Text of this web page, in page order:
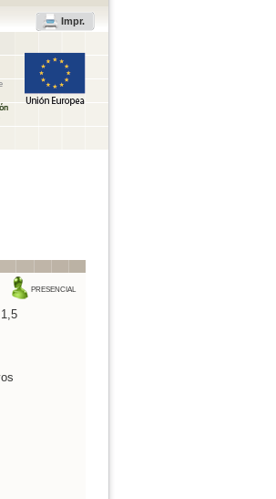
Impr.
PRESENCIAL
1,5